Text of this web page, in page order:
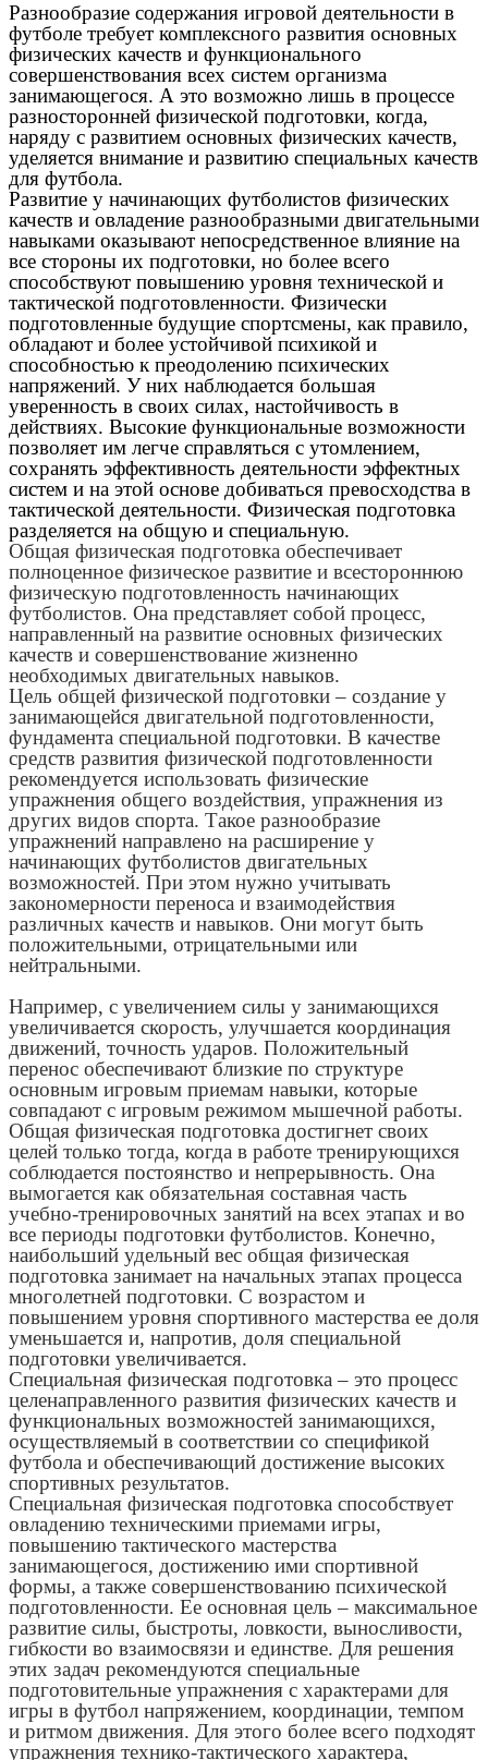
Разнообразие содержания игровой деятельности в
футболе требует комплексного развития основных
физических качеств и функционального
совершенствования всех систем организма
занимающегося. А это возможно лишь в процессе
разносторонней физической подготовки, когда,
наряду с развитием основных физических качеств,
уделяется внимание и развитию специальных качеств
для футбола.
Развитие у начинающих футболистов физических
качеств и овладение разнообразными двигательными
навыками оказывают непосредственное влияние на
все стороны их подготовки, но более всего
способствуют повышению уровня технической и
тактической подготовленности. Физически
подготовленные будущие спортсмены, как правило,
обладают и более устойчивой психикой и
способностью к преодолению психических
напряжений. У них наблюдается большая
уверенность в своих силах, настойчивость в
действиях. Высокие функциональные возможности
позволяет им легче справляться с утомлением,
сохранять эффективность деятельности эффектных
систем и на этой основе добиваться превосходства в
тактической деятельности. Физическая подготовка
разделяется на общую и специальную.
Общая физическая подготовка обеспечивает
полноценное физическое развитие и всестороннюю
физическую подготовленность начинающих
футболистов. Она представляет собой процесс,
направленный на развитие основных физических
качеств и совершенствование жизненно
необходимых двигательных навыков.
Цель общей физической подготовки – создание у
занимающейся двигательной подготовленности,
фундамента специальной подготовки. В качестве
средств развития физической подготовленности
рекомендуется использовать физические
упражнения общего воздействия, упражнения из
других видов спорта. Такое разнообразие
упражнений направлено на расширение у
начинающих футболистов двигательных
возможностей. При этом нужно учитывать
закономерности переноса и взаимодействия
различных качеств и навыков. Они могут быть
положительными, отрицательными или
нейтральными.
Например, с увеличением силы у занимающихся
увеличивается скорость, улучшается координация
движений, точность ударов. Положительный
перенос обеспечивают близкие по структуре
основным игровым приемам навыки, которые
совпадают с игровым режимом мышечной работы.
Общая физическая подготовка достигнет своих
целей только тогда, когда в работе тренирующихся
соблюдается постоянство и непрерывность. Она
вымогается как обязательная составная часть
учебно-тренировочных занятий на всех этапах и во
все периоды подготовки футболистов. Конечно,
наибольший удельный вес общая физическая
подготовка занимает на начальных этапах процесса
многолетней подготовки. С возрастом и
повышением уровня спортивного мастерства ее доля
уменьшается и, напротив, доля специальной
подготовки увеличивается.
Специальная физическая подготовка – это процесс
целенаправленного развития физических качеств и
функциональных возможностей занимающихся,
осуществляемый в соответствии со спецификой
футбола и обеспечивающий достижение высоких
спортивных результатов.
Специальная физическая подготовка способствует
овладению техническими приемами игры,
повышению тактического мастерства
занимающегося, достижению ими спортивной
формы, а также совершенствованию психической
подготовленности. Ее основная цель – максимальное
развитие силы, быстроты, ловкости, выносливости,
гибкости во взаимосвязи и единстве. Для решения
этих задач рекомендуются специальные
подготовительные упражнения с характерами для
игры в футбол напряжением, координации, темпом
и ритмом движения. Для этого более всего подходят
упражнения технико-тактического характера,